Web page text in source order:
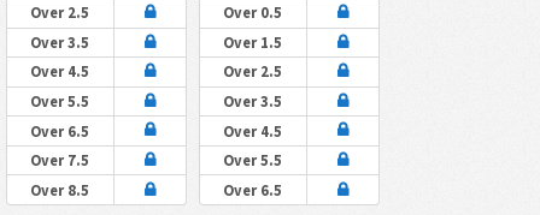
Over 2.5
Over 3.5
Over 4.5
Over 5.5
Over 6.5
Over 7.5
Over 8.5
Over 0.5
Over 1.5
Over 2.5
Over 3.5
Over 4.5
Over 5.5
Over 6.5